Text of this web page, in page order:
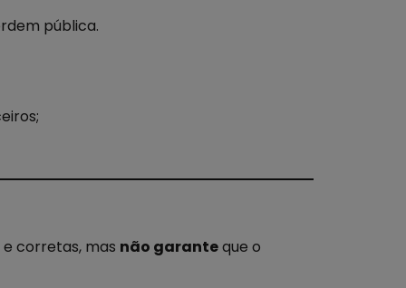
pública.
corretas, mas não garanteque o